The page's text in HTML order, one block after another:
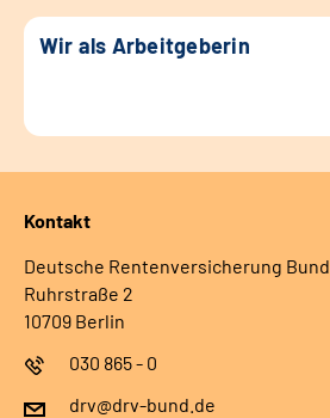
Wir als Arbeitgeberin
Kontakt
Deutsche Rentenversicherung Bund
Ruhrstraße 2
10709 Berlin
030 865 - 0
drv@drv-bund.de